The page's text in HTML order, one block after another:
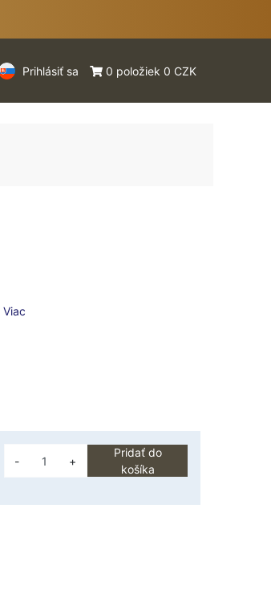
Prihlásiť sa 0 položiek 0 CZK
Viac
- +
Pridať do
košíka